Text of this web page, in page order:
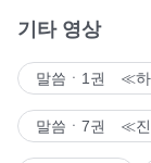
기타 영상
말씀ㆍ1권 ≪하
말씀ㆍ7권 ≪진